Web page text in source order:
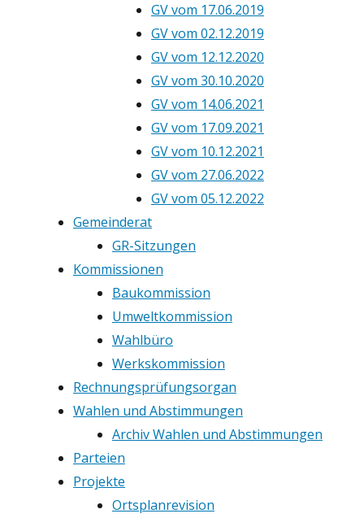
GV vom 17.06.2019
GV vom 02.12.2019
GV vom 12.12.2020
GV vom 30.10.2020
GV vom 14.06.2021
GV vom 17.09.2021
GV vom 10.12.2021
GV vom 27.06.2022
GV vom 05.12.2022
Gemeinderat
GR-Sitzungen
Kommissionen
Baukommission
Umweltkommission
Wahlbüro
Werkskommission
Rechnungsprüfungsorgan
Wahlen und Abstimmungen
Archiv Wahlen und Abstimmungen
Parteien
Projekte
Ortsplanrevision